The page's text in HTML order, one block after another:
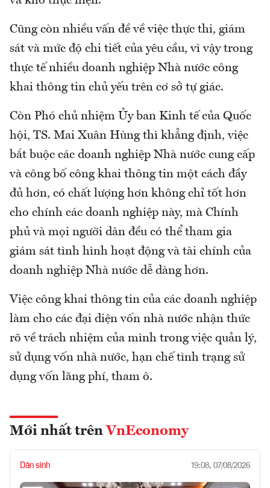
Cũng còn nhiều vấn đề về việc thực thi, giám
sát và mức độ chi tiết của yêu cầu, vì vậy trong
thực tế nhiều doanh nghiệp Nhà nước công
khai thông tin chủ yếu trên cơ sở tự giác.
Còn Phó chủ nhiệm Ủy ban Kinh tế của Quốc
hội, TS. Mai Xuân Hùng thì khẳng định, việc
bắt buộc các doanh nghiệp Nhà nước cung cấp
và công bố công khai thông tin một cách đầy
đủ hơn, có chất lượng hơn không chỉ tốt hơn
cho chính các doanh nghiệp này, mà Chính
phủ và mọi người dân đều có thể tham gia
giám sát tình hình hoạt động và tài chính của
doanh nghiệp Nhà nước dễ dàng hơn.
Việc công khai thông tin của các doanh nghiệp
làm cho các đại diện vốn nhà nước nhận thức
rõ về trách nhiệm của mình trong việc quản lý,
sử dụng vốn nhà nước, hạn chế tình trạng sử
dụng vốn lãng phí, tham ô.
Mới nhất trên VnEconomy
Dân sinh 19:08, 07/08/2026